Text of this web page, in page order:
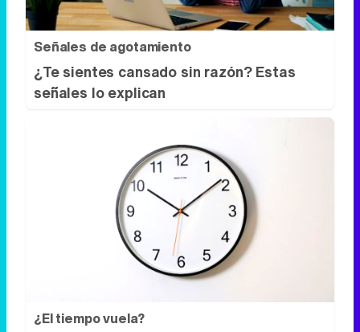
Señales de agotamiento
¿Te sientes cansado sin razón? Estas
señales lo explican
¿El tiempo vuela?